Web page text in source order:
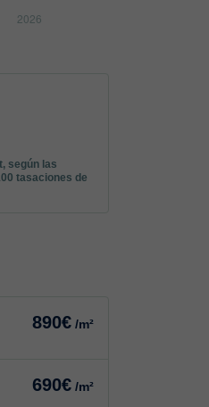
según las
tasaciones de
890€ /m²
690€ /m²